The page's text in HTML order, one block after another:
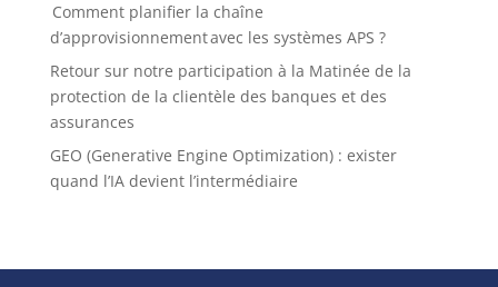
Comment planifier la chaîne
d’approvisionnement avec les systèmes APS ?
Retour sur notre participation à la Matinée de la
protection de la clientèle des banques et des
assurances
GEO (Generative Engine Optimization) : exister
quand l’IA devient l’intermédiaire